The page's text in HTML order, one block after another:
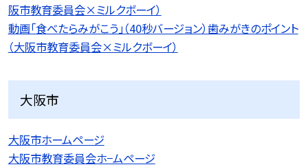
阪市教育委員会×ミルクボーイ）
動画「食べたらみがこう」（40秒バージョン）歯みがきのポイント
（大阪市教育委員会×ミルクボーイ）
大阪市
大阪市ホームページ
大阪市教育委員会ホ−ムページ